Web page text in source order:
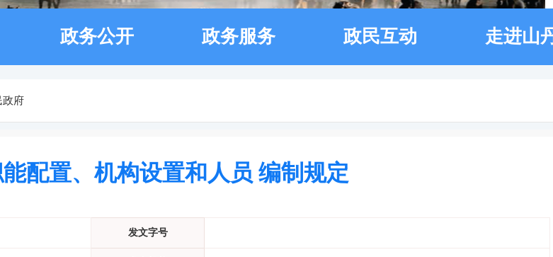
政务公开 政务服务 政民互动 走进山
政府
配置、机构设置和人员 编制规定
发文字号